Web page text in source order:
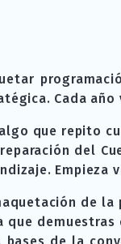
Cada
que repito
del
Empieza
de la
que